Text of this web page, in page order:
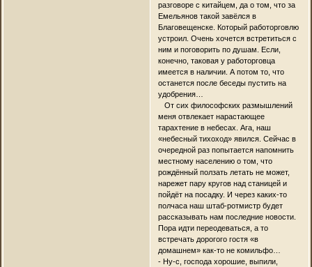
разговоре с китайцем, да о том, что за
Емельянов такой завёлся в
Благовещенске. Который работорговлю
устроил. Очень хочется встретиться с
ним и поговорить по душам. Если,
конечно, таковая у работорговца
имеется в наличии. А потом то, что
останется после беседы пустить на
удобрения…
От сих философских размышлений
меня отвлекает нарастающее
тарахтение в небесах. Ага, наш
«небесный тихоход» явился. Сейчас в
очередной раз попытается напомнить
местному населению о том, что
рождённый ползать летать не может,
нарежет пару кругов над станицей и
пойдёт на посадку. И через каких-то
полчаса наш штаб-ротмистр будет
рассказывать нам последние новости.
Пора идти переодеваться, а то
встречать дорогого гостя «в
домашнем» как-то не комильфо…
- Ну-с, господа хорошие, выпили,